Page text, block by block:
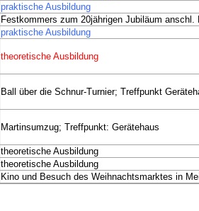
praktische Ausbildung
Festkommers zum 20jährigen Jubiläum anschl.
praktische Ausbildung
theoretische Ausbildung
Ball über die Schnur-Turnier; Treffpunkt
Martinsumzug; Treffpunkt: Gerätehaus
theoretische Ausbildung
theoretische Ausbildung
Kino und Besuch des Weihnachtsmarktes in